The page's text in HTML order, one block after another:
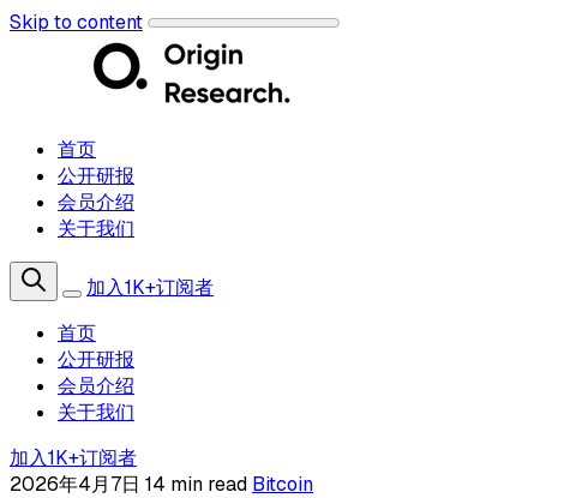
Skip to content
首页
公开研报
会员介绍
关于我们
加入1K+订阅者
首页
公开研报
会员介绍
关于我们
加入1K+订阅者
2026年4月7日 14 min read Bitcoin